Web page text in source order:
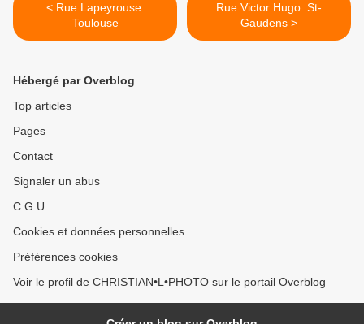
< Rue Lapeyrouse.
Toulouse
Rue Victor Hugo. St-
Gaudens >
Hébergé par Overblog
Top articles
Pages
Contact
Signaler un abus
C.G.U.
Cookies et données personnelles
Préférences cookies
Voir le profil de CHRISTIAN•L•PHOTO sur le portail Overblog